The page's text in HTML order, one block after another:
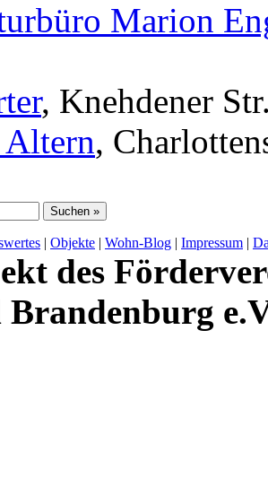
Marion
, Knehdener
Altern,
| Objekte | Wohn-Blog | Impressum |
des